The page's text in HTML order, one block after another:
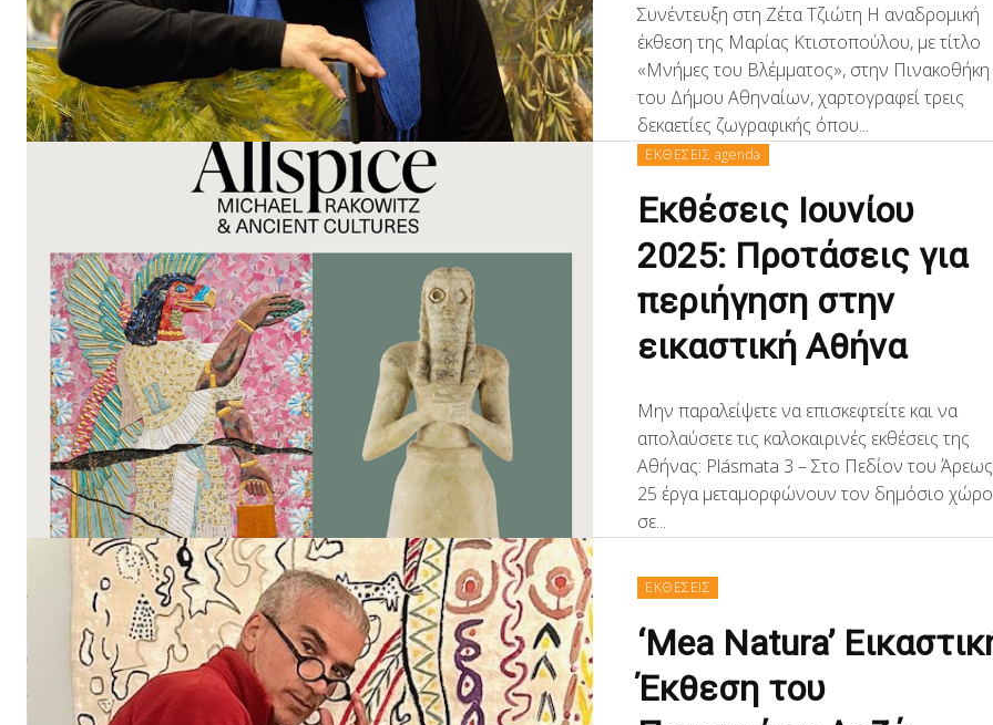
Συνέντευξη στη Ζέτα Τζιώτη Η αναδρομική
έκθεση της Μαρίας Κτιστοπούλου, με τίτλο
«Μνήμες του Βλέμματος», στην Πινακοθήκη
του Δήμου Αθηναίων, χαρτογραφεί τρεις
δεκαετίες ζωγραφικής όπου...
ΕΚΘΕΣΕΙΣ agenda
Εκθέσεις Ιουνίου
2025: Προτάσεις για
περιήγηση στην
εικαστική Αθήνα
Μην παραλείψετε να επισκεφτείτε και να
απολαύσετε τις καλοκαιρινές εκθέσεις της
Αθήνας: Plásmata 3 – Στο Πεδίον του
25 έργα μεταμορφώνουν τον δημόσιο χώρο
σε...
ΕΚΘΕΣΕΙΣ
‘Mea Natura’
Έκθεση του